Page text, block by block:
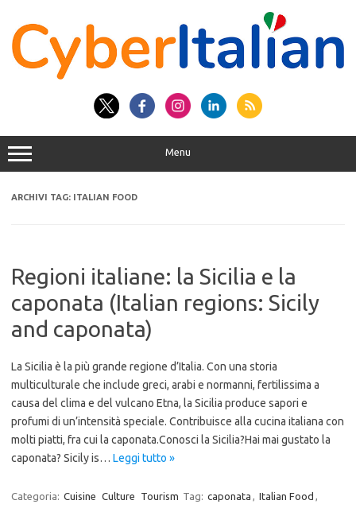
contenuto
Menu
ARCHIVI TAG: ITALIAN FOOD
Regioni italiane: la Sicilia e la
caponata (Italian regions: Sicily
and caponata)
La Sicilia è la più grande regione d’Italia. Con una storia
multiculturale che include greci, arabi e normanni, fertilissima a
causa del clima e del vulcano Etna, la Sicilia produce sapori e
profumi di un’intensità speciale. Contribuisce alla cucina italiana con
molti piatti, fra cui la caponata.Conosci la Sicilia?Hai mai gustato la
caponata? Sicily is… Leggi tutto »
Categoria: Cuisine Culture Tourism Tag: caponata Italian Food